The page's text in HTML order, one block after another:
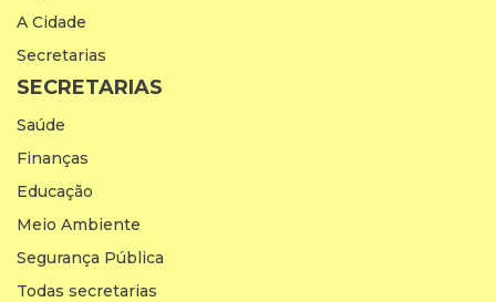
A Cidade
Secretarias
SECRETARIAS
Saúde
Finanças
Educação
Meio Ambiente
Segurança Pública
Todas secretarias